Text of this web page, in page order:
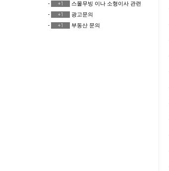
-
+1
스몰무빙 이나 소형이사 관련
-
+1
광고문의
-
+1 부동산 문의